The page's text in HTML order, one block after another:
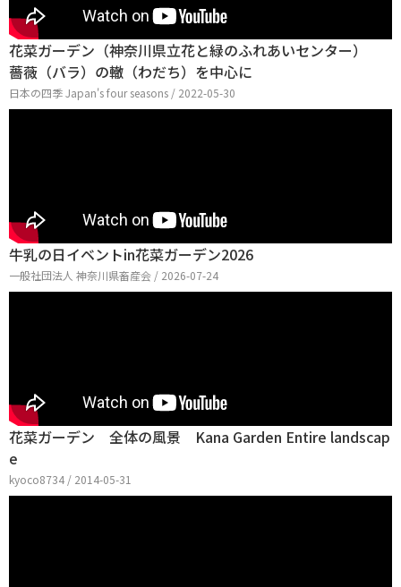
花菜ガーデン（神奈川県立花と緑のふれあいセンター）
薔薇（バラ）の轍（わだち）を中心に
日本の四季 Japan's four seasons / 2022-05-30
牛乳の日イベントin花菜ガーデン2026
一般社団法人 神奈川県畜産会 / 2026-07-24
花菜ガーデン 全体の風景 Kana Garden Entire landscap
e
kyoco8734 / 2014-05-31